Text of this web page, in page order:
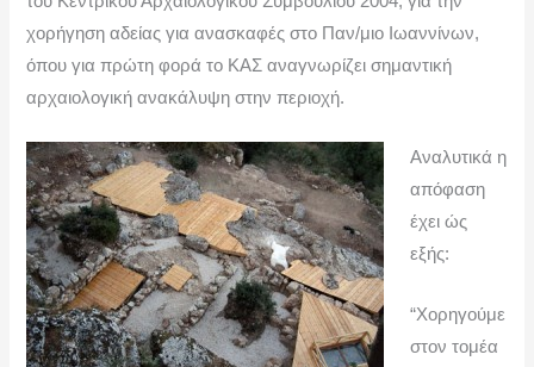
χορήγηση αδείας για ανασκαφές στο Παν/μιο Ιωαννίνων,
όπου για πρώτη φορά το ΚΑΣ αναγνωρίζει σημαντική
αρχαιολογική ανακάλυψη στην περιοχή.
Αναλυτικά η
απόφαση
έχει ώς
εξής:
“Χορηγούμε
στον τομέα
ρ
ω